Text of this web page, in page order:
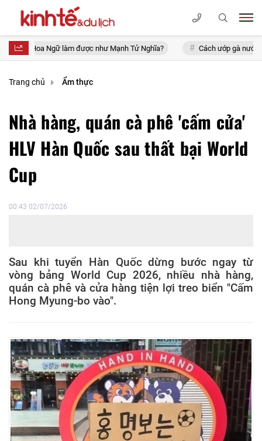
làm được như Mạnh Tử Nghĩa? Cách ướp gà nướng thơm lừng,
Trang chủ Ẩm thực
Nhà hàng, quán cà phê 'cấm cửa'
HLV Hàn Quốc sau thất bại World
Cup
00:43 02/07/2026
Sau khi tuyển Hàn Quốc dừng bước ngay từ
vòng bảng World Cup 2026, nhiều nhà hàng,
quán cà phê và cửa hàng tiện lợi treo biển "Cấm
Hong Myung-bo vào".